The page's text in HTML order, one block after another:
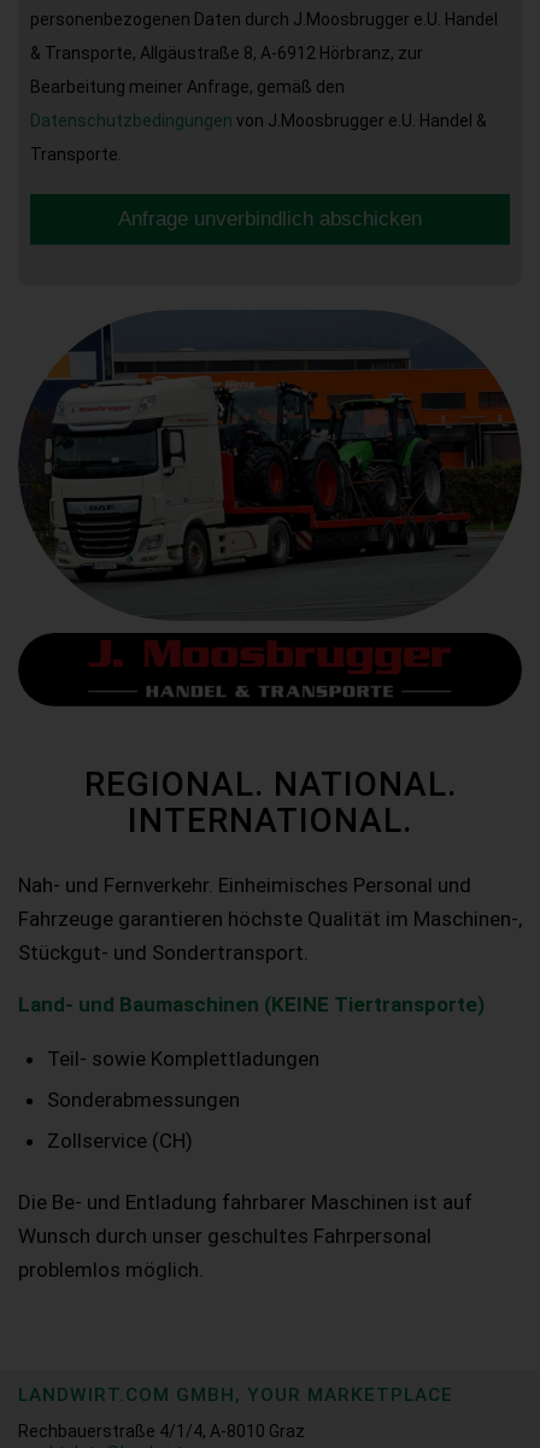
personenbezogenen Daten durch J.Moosbrugger e.U. Handel
& Transporte, Allgäustraße 8, A-6912 Hörbranz, zur
Bearbeitung meiner Anfrage, gemäß den
Datenschutzbedingungen von J.Moosbrugger e.U. Handel &
Transporte.
Anfrage unverbindlich abschicken
REGIONAL. NATIONAL.
INTERNATIONAL.
Nah- und Fernverkehr. Einheimisches Personal und
Fahrzeuge garantieren höchste Qualität im Maschinen-,
Stückgut- und Sondertransport.
Land- und Baumaschinen (KEINE Tiertransporte)
Teil- sowie Komplettladungen
Sonderabmessungen
Zollservice (CH)
Die Be- und Entladung fahrbarer Maschinen ist auf
Wunsch durch unser geschultes Fahrpersonal
problemlos möglich.
LANDWIRT.COM GMBH, YOUR MARKETPLACE
Rechbauerstraße 4/1/4, A-8010 Graz